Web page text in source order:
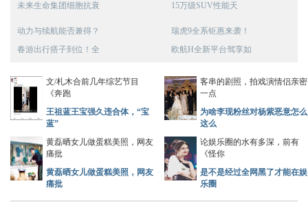
未来生命集团细胞抗衰
15万级SUV性能天
动力与续航能否兼得？
春游出行搭子到位！全
瑞虎9全系钜惠来袭！
欧航H全新平台驾享如
文/札木合前几年综艺节目
《奔跑
王祖蓝王宝强久违合体，“宝
蓝”
客串的剧照，拍戏演情侣亲密
一点
为啥李现粉丝对杨紫恶意怎么
这么
黄磊晒女儿做蛋糕美照，网友
痛批
黄磊晒女儿做蛋糕美照，网友
痛批
论娱乐圈的水有多深，前有
《怪你
是不是经过全网黑了才能在娱
乐圈